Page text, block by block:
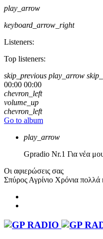
play_arrow
keyboard_arrow_right
Listeners:
Top listeners:
skip_previous play_arrow
00:00 00:00
chevron_left
volume_up
chevron_left
Go to album
play_arrow
Gpradio Nr.1 Για νέα
Οι αφιερώσεις σας
Σπύρος Αγρίνιο Χρόνια πολλά